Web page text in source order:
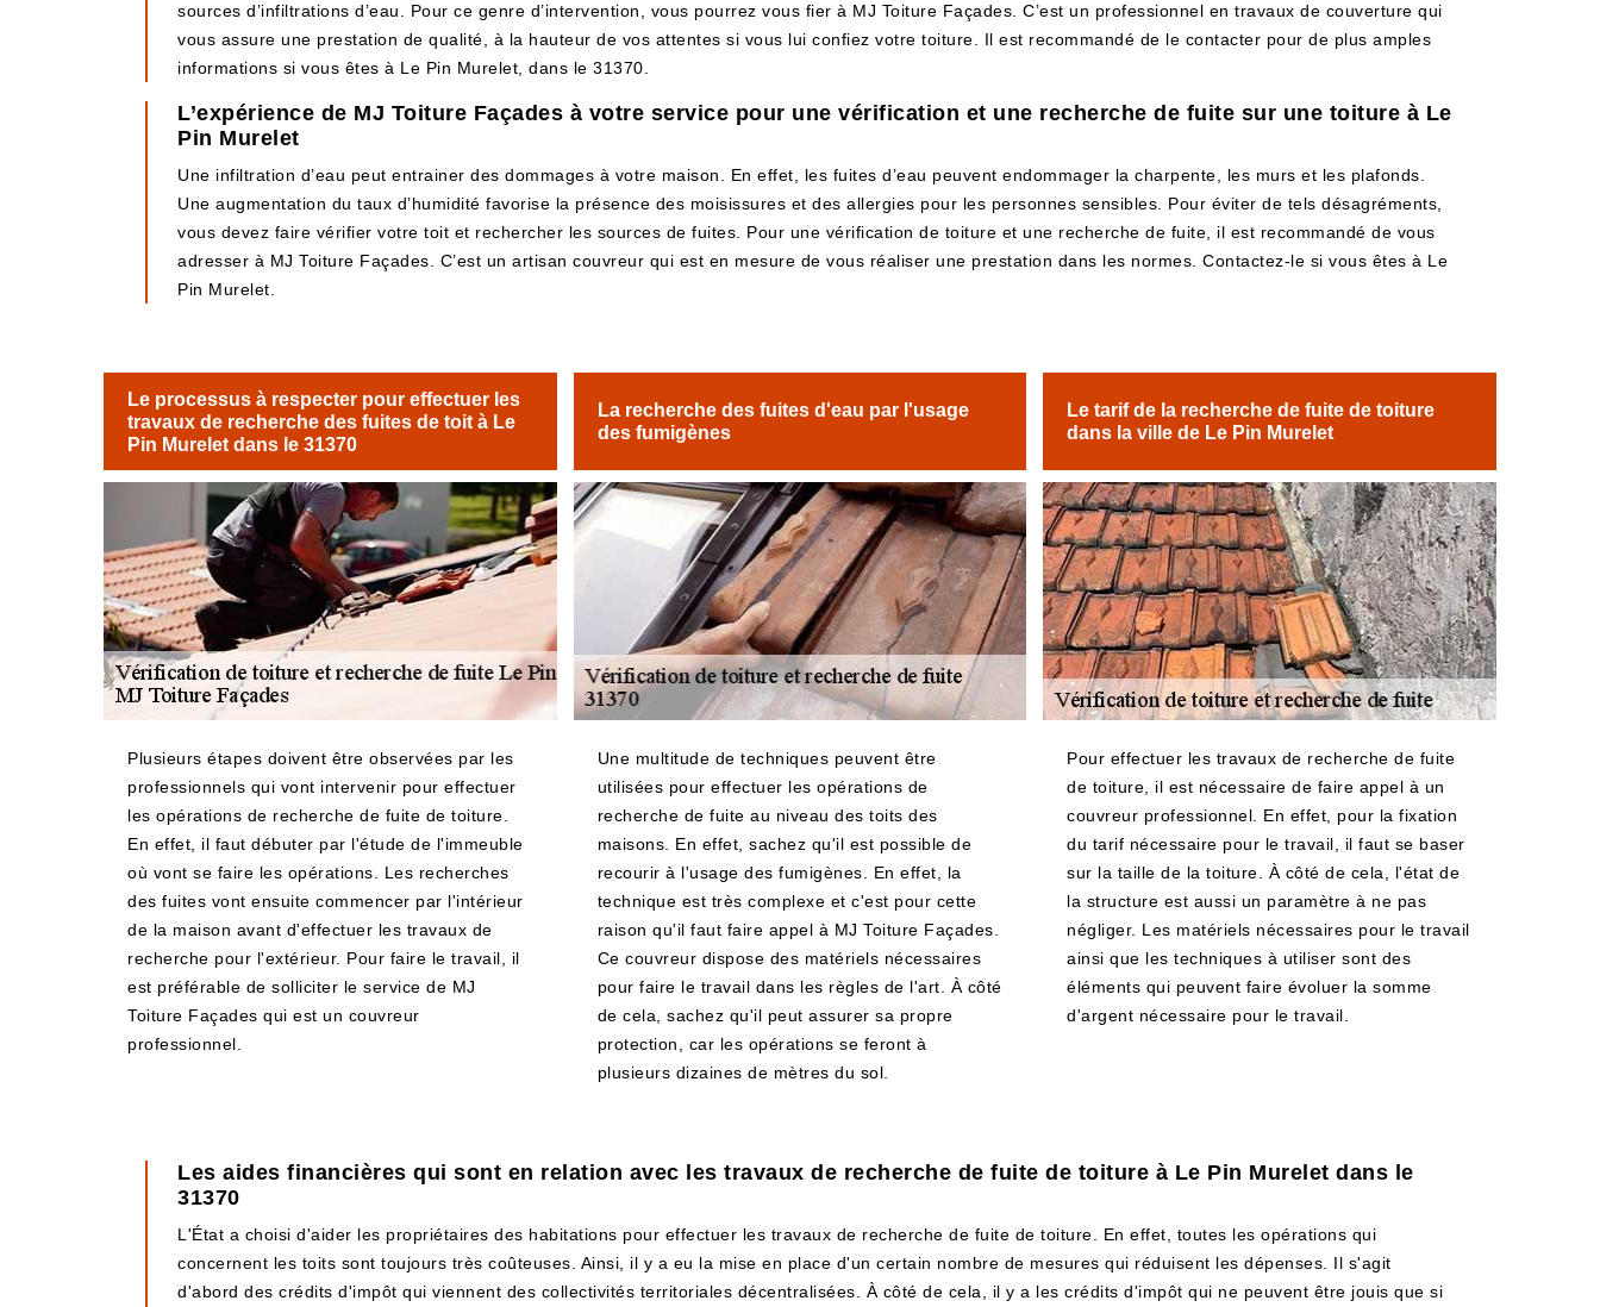
sources d’infiltrations d’eau. Pour ce genre d’intervention, vous pourrez vous fier à MJ Toiture Façades. C’est un professionnel en travaux de couverture qui
vous assure une prestation de qualité, à la hauteur de vos attentes si vous lui confiez votre toiture. Il est recommandé de le contacter pour de plus amples
informations si vous êtes à Le Pin Murelet, dans le 31370.
L’expérience de MJ Toiture Façades à votre service pour une vérification et une recherche de fuite sur une toiture à Le
Pin Murelet
Une infiltration d’eau peut entrainer des dommages à votre maison. En effet, les fuites d’eau peuvent endommager la charpente, les murs et les plafonds.
Une augmentation du taux d’humidité favorise la présence des moisissures et des allergies pour les personnes sensibles. Pour éviter de tels désagréments,
vous devez faire vérifier votre toit et rechercher les sources de fuites. Pour une vérification de toiture et une recherche de fuite, il est recommandé de vous
adresser à MJ Toiture Façades. C’est un artisan couvreur qui est en mesure de vous réaliser une prestation dans les normes. Contactez-le si vous êtes à Le
Pin Murelet.
Le processus à respecter pour effectuer les
travaux de recherche des fuites de toit à Le
Pin Murelet dans le 31370
Plusieurs étapes doivent être observées par les
professionnels qui vont intervenir pour effectuer
les opérations de recherche de fuite de toiture.
En effet, il faut débuter par l'étude de l'immeuble
où vont se faire les opérations. Les recherches
des fuites vont ensuite commencer par l'intérieur
de la maison avant d'effectuer les travaux de
recherche pour l'extérieur. Pour faire le travail, il
est préférable de solliciter le service de MJ
Toiture Façades qui est un couvreur
professionnel.
La recherche des fuites d'eau par l'usage
des fumigènes
Une multitude de techniques peuvent être
utilisées pour effectuer les opérations de
recherche de fuite au niveau des toits des
maisons. En effet, sachez qu'il est possible de
recourir à l'usage des fumigènes. En effet, la
technique est très complexe et c'est pour cette
raison qu'il faut faire appel à MJ Toiture Façades.
Ce couvreur dispose des matériels nécessaires
pour faire le travail dans les règles de l'art. À côté
de cela, sachez qu'il peut assurer sa propre
protection, car les opérations se feront à
plusieurs dizaines de mètres du sol.
Le tarif de la recherche de fuite de toiture
dans la ville de Le Pin Murelet
Pour effectuer les travaux de recherche de fuite
de toiture, il est nécessaire de faire appel à un
couvreur professionnel. En effet, pour la fixation
du tarif nécessaire pour le travail, il faut se baser
sur la taille de la toiture. À côté de cela, l'état de
la structure est aussi un paramètre à ne pas
négliger. Les matériels nécessaires pour le travail
ainsi que les techniques à utiliser sont des
éléments qui peuvent faire évoluer la somme
d'argent nécessaire pour le travail.
Les aides financières qui sont en relation avec les travaux de recherche de fuite de toiture à Le Pin Murelet dans le
31370
L'État a choisi d'aider les propriétaires des habitations pour effectuer les travaux de recherche de fuite de toiture. En effet, toutes les opérations qui
concernent les toits sont toujours très coûteuses. Ainsi, il y a eu la mise en place d'un certain nombre de mesures qui réduisent les dépenses. Il s'agit
d'abord des crédits d'impôt qui viennent des collectivités territoriales décentralisées. À côté de cela, il y a les crédits d'impôt qui ne peuvent être jouis que si